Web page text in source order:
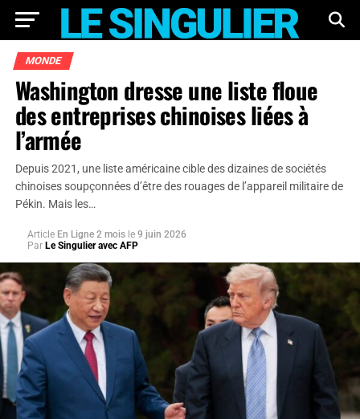
MONDE
Washington dresse une liste floue
des entreprises chinoises liées à
l’armée
Depuis 2021, une liste américaine cible des dizaines de sociétés
chinoises soupçonnées d’être des rouages de l’appareil militaire de
Pékin. Mais les…
Article En Ligne 2 mois le 9 juin 2026
Par Le Singulier avec AFP